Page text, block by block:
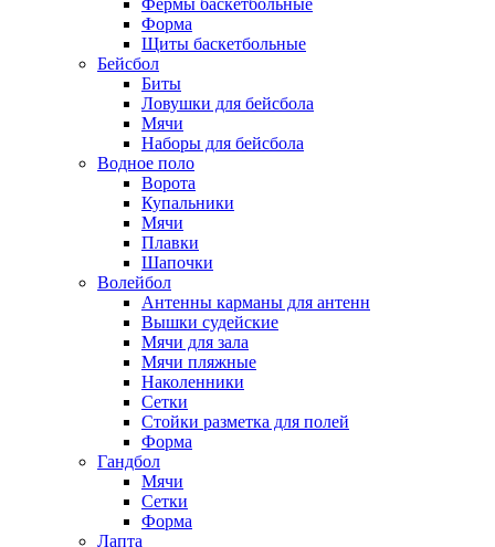
Фермы баскетбольные
Форма
Щиты баскетбольные
Бейсбол
Биты
Ловушки для бейсбола
Мячи
Наборы для бейсбола
Водное поло
Ворота
Купальники
Мячи
Плавки
Шапочки
Волейбол
Антенны карманы для антенн
Вышки судейские
Мячи для зала
Мячи пляжные
Наколенники
Сетки
Стойки разметка для полей
Форма
Гандбол
Мячи
Сетки
Форма
Лапта